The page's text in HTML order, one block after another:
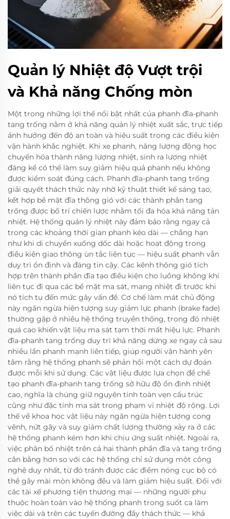
Quản lý Nhiệt độ Vượt trội
và Khả năng Chống mòn
Một trong những lợi thế nổi bật nhất của phanh đĩa-phanh
tang trống nằm ở khả năng quản lý nhiệt xuất sắc, trực tiếp
ảnh hưởng đến độ an toàn và hiệu suất trong các điều kiện
vận hành khắc nghiệt. Khi xe phanh, năng lượng động học
chuyển hóa thành năng lượng nhiệt, sinh ra lượng nhiệt
đáng kể có thể làm suy giảm hiệu quả phanh nếu không
được kiểm soát đúng cách. Phanh đĩa-phanh tang trống
giải quyết thách thức này nhờ kỹ thuật thiết kế sáng tạo,
kết hợp bề mặt đĩa thông gió với các thành phần tang
trống được bố trí chiến lược nhằm tối đa hóa khả năng tản
nhiệt. Hệ thống quản lý nhiệt này đảm bảo rằng ngay cả
trong các khoảng thời gian phanh kéo dài — chẳng hạn
như khi di chuyển xuống dốc dài hoặc hoạt động trong
điều kiện giao thông ùn tắc liên tục — hiệu suất phanh vẫn
duy trì ổn định và đáng tin cậy. Các kênh thông gió tích
hợp trên thành phần đĩa tạo điều kiện cho luồng không khí
liên tục đi qua các bề mặt ma sát, mang nhiệt đi trước khi
nó tích tụ đến mức gây vấn đề. Cơ chế làm mát chủ động
này ngăn ngừa hiện tượng suy giảm lực phanh (brake fade)
thường gặp ở nhiều hệ thống truyền thống, trong đó nhiệt
quá cao khiến vật liệu ma sát tạm thời mất hiệu lực. Phanh
đĩa-phanh tang trống duy trì khả năng dừng xe ngay cả sau
nhiều lần phanh mạnh liên tiếp, giúp người vận hành yên
tâm rằng hệ thống phanh sẽ phản hồi một cách dự đoán
được mỗi khi sử dụng. Các vật liệu được lựa chọn để chế
tạo phanh đĩa-phanh tang trống sở hữu độ ổn định nhiệt
cao, nghĩa là chúng giữ nguyên tính toàn vẹn cấu trúc
cũng như đặc tính ma sát trong phạm vi nhiệt độ rộng. Lợi
thế về khoa học vật liệu này ngăn ngừa hiện tượng cong
vênh, nứt gãy và suy giảm chất lượng thường xảy ra ở các
hệ thống phanh kém hơn khi chịu ứng suất nhiệt. Ngoài ra,
việc phân bố nhiệt trên cả hai thành phần đĩa và tang trống
cân bằng hơn so với các hệ thống chỉ sử dụng một công
nghệ duy nhất, từ đó tránh được các điểm nóng cục bộ có
thể gây mài mòn không đều và làm giảm hiệu suất. Đối với
các tài xế phương tiện thương mại — những người phụ
thuộc hoàn toàn vào hệ thống phanh trong suốt ca làm
việc dài và trên các tuyến đường đầy thách thức — khả